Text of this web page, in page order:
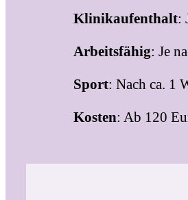
Klinikaufenthalt:
Arbeitsfähig: Je
Sport: Nach ca. 1
Kosten: Ab 120